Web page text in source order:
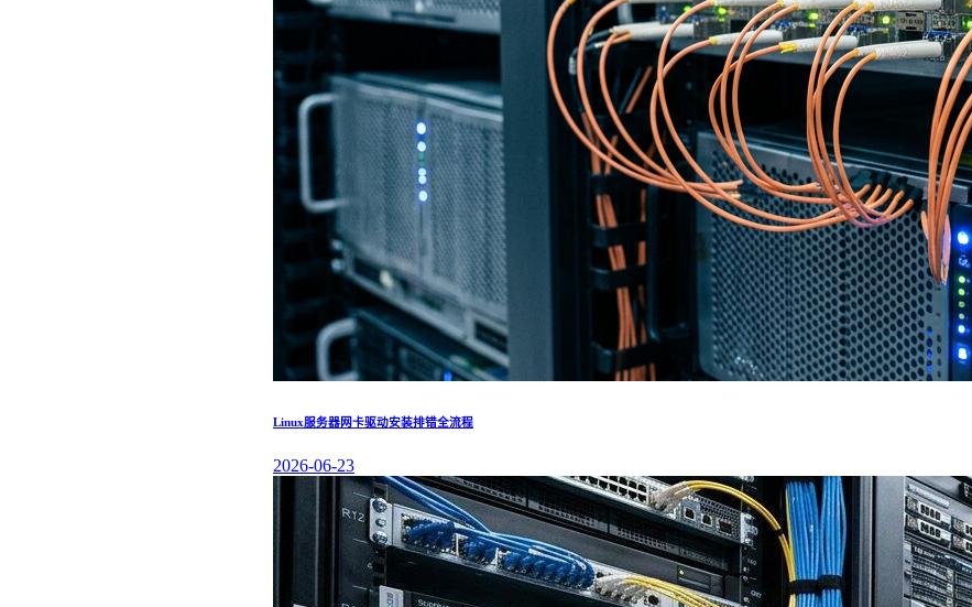
Linux服务器网卡驱动安装排错全流程
2026-06-23